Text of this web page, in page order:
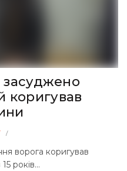
засуджено
коригував
ворога коригував
років...